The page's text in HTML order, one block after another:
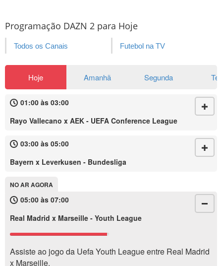
Programação DAZN 2 para Hoje
Todos os Canais Futebol na TV
Hoje Amanhã Segunda
01:00 às 03:00
Rayo Vallecano x AEK - UEFA Conference League
03:00 às 05:00
Bayern x Leverkusen - Bundesliga
NO AR AGORA
05:00 às 07:00
Real Madrid x Marseille - Youth League
Assiste ao jogo da Uefa Youth League entre Real Madrid
x Marseille.